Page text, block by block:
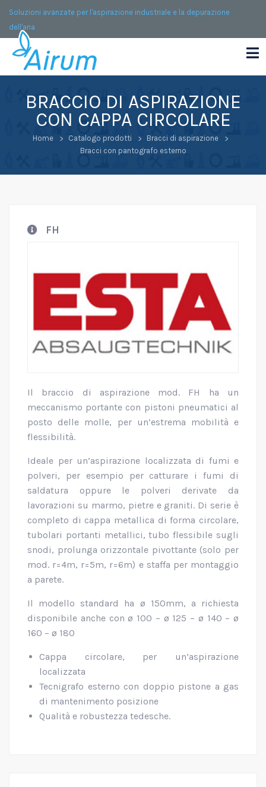
Soluzioni avanzate per l'aspirazione industriale e la depurazione
dell'aria
BRACCIO DI ASPIRAZIONE
CON CAPPA CIRCOLARE
Home Catalogo prodotti
Bracci di aspirazione
Bracci con pantografo esterno
FH
Il braccio di aspirazione mod. FH ha un
meccanismo portante con pistoni pneumatici al
posto delle molle, per un’estrema mobilità e
flessibilità.
Ideale per un’aspirazione localizzata di fumi e
polveri, per esempio per catturare i fumi di
saldatura oppure le polveri derivate da
lavorazioni su marmo, pietre e graniti. Di serie è
completo di cappa metallica di forma circolare,
tubolari portanti metallici, tubo flessibile sugli
snodi, prolunga orizzontale pivottante (solo per
mod. r=4m, r=5m, r=6m) e staffa per montaggio
a parete.
Il modello standard ha ø 150mm, a richiesta
disponibile anche con ø 100 – ø 125 – ø 140 – ø
160 – ø 180
Cappa circolare, per un’aspirazione
localizzata
Tecnigrafo esterno con doppio pistone a gas
di mantenimento posizione
Qualità e robustezza tedesche.